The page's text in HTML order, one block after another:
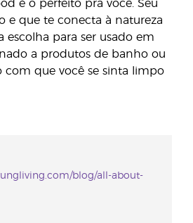
é o perfeito pra você. Seu
e que te conecta à natureza
para ser usado em
a produtos de banho ou
com que você se sinta limpo
blog/all-about-